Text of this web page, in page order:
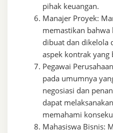
pihak keuangan.
Manajer Proyek:
memastikan
dibuat dan dikelola
aspek kontrak yang
Pegawai
pada umumnya
negosiasi dan
dapat
memahami
Mahasiswa Bisnis: